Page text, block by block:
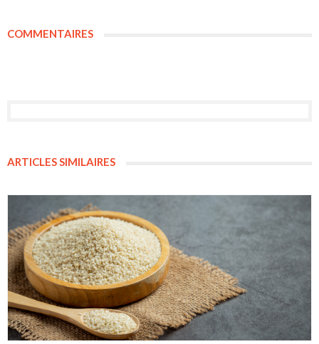
COMMENTAIRES
ARTICLES SIMILAIRES